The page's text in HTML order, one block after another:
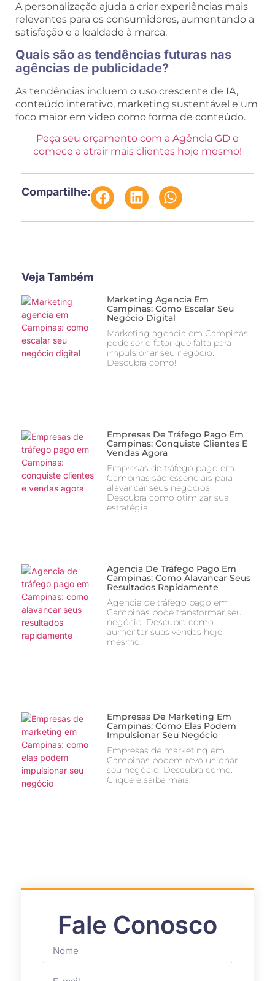
A personalização ajuda a criar experiências mais
relevantes para os consumidores, aumentando a
satisfação e a lealdade à marca.
Quais são as tendências futuras nas
agências de publicidade?
As tendências incluem o uso crescente de IA,
conteúdo interativo, marketing sustentável e um
foco maior em vídeo como forma de conteúdo.
Peça seu orçamento com a Agência GD e
comece a atrair mais clientes hoje mesmo!
Compartilhe:
Veja Também
Marketing Agencia Em
Campinas: Como Escalar Seu
Negócio Digital
Marketing agencia em Campinas
pode ser o fator que falta para
impulsionar seu negócio.
Descubra como!
Empresas De Tráfego Pago Em
Campinas: Conquiste Clientes E
Vendas Agora
Empresas de tráfego pago em
Campinas são essenciais para
alavancar seus negócios.
Descubra como otimizar sua
estratégia!
Agencia De Tráfego Pago Em
Campinas: Como Alavancar Seus
Resultados Rapidamente
Agencia de tráfego pago em
Campinas pode transformar seu
negócio. Descubra como
aumentar suas vendas hoje
mesmo!
Empresas De Marketing Em
Campinas: Como Elas Podem
Impulsionar Seu Negócio
Empresas de marketing em
Campinas podem revolucionar
seu negócio. Descubra como.
Clique e saiba mais!
Fale Conosco